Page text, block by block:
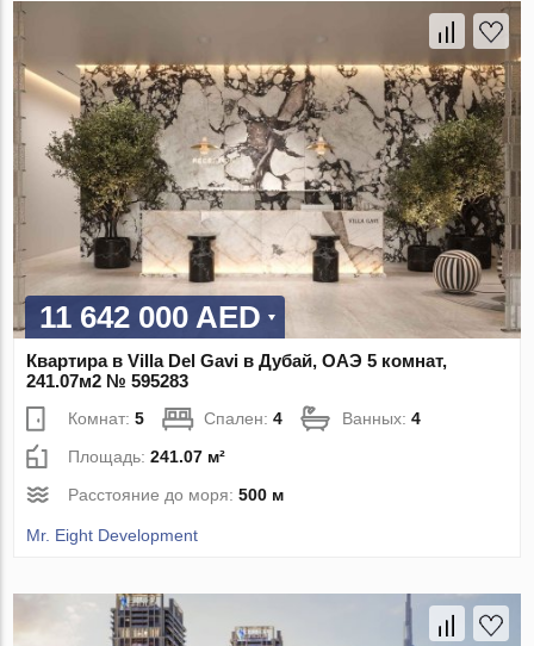
11 642 000 AED
Квартира в Villa Del Gavi в Дубай, ОАЭ 5 комнат,
241.07м2 № 595283
Комнат:5 Спален:4 Ванных:4
Площадь:241.07 м²
Расстояние до моря:500 м
Mr. Eight Development